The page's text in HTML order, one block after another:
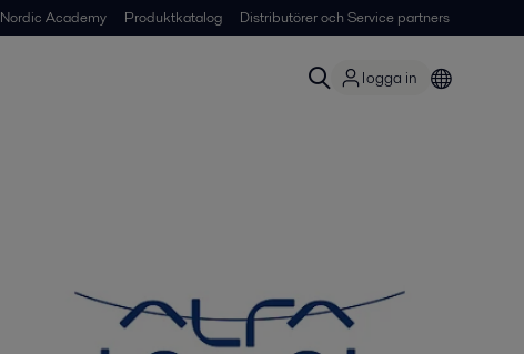
Nordic Academy Produktkatalog Distributörer och Service partners
logga in